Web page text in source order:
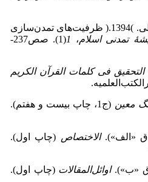
مشکانی سبزواری، عباس‌علی. )1394.( ظرفیت‌های تمدن‌سازی
تمدنی اسلام، 1
(1). صص237-
التحقیق فی کلمات القرآن الکریم
معین
(ج1، چاپ بیست و هفتم).
الاختصاص (چاپ اول).
اوائلالمقالات (چاپ اول).